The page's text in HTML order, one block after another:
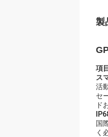
製
項
ス
活
セ
ド
国
く